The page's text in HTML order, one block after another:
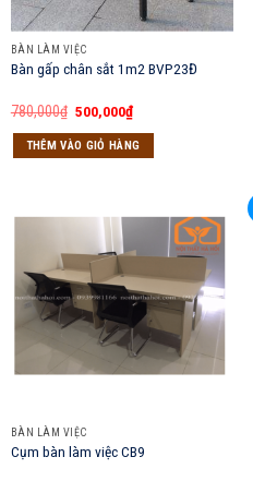
BÀN LÀM VIỆC
Bàn gấp chân sắt 1m2 BVP23Đ
780,000₫ Giá
là:
780,000₫.
500,000₫Giá
hiện
tại
là:
THÊM VÀO GIỎ HÀNG
BÀN LÀM VIỆC
Cụm bàn làm việc CB9